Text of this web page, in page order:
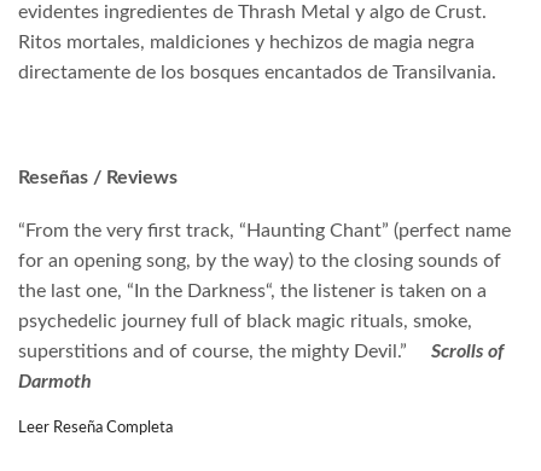
evidentes ingredientes de Thrash Metal y algo de Crust.
Ritos mortales, maldiciones y hechizos de magia negra
directamente de los bosques encantados de Transilvania.
Reseñas / Reviews
“From the very first track, “Haunting Chant” (perfect name
for an opening song, by the way) to the closing sounds of
the last one, “In the Darkness“, the listener is taken on a
psychedelic journey full of black magic rituals, smoke,
superstitions and of course, the mighty Devil.” Scrolls of
Darmoth
Leer Reseña Completa